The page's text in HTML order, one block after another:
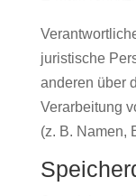
juristische
anderen über
Verarbeitung
(z. B. Namen,